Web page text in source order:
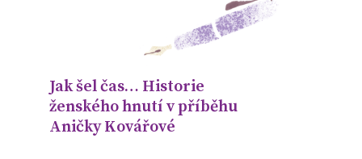
Jak šel čas… Historie
ženského hnutí v příběhu
Aničky Kovářové